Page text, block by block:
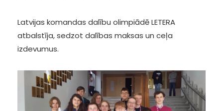
Latvijas komandas dalību olimpiādē LETERA
atbalstīja, sedzot dalības maksas un ceļa
izdevumus.